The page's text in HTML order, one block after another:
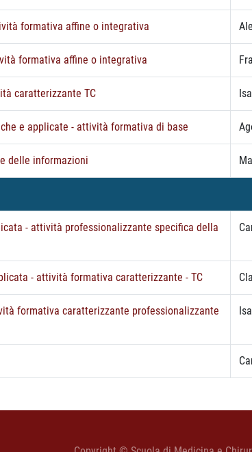
formativa affine o integrativa
formativa affine o integrativa
caratterizzante TC
e applicate - attività formativa di base
delle informazioni
- attività professionalizzante specifica della
- attività formativa caratterizzante - TC
formativa caratterizzante professionalizzante